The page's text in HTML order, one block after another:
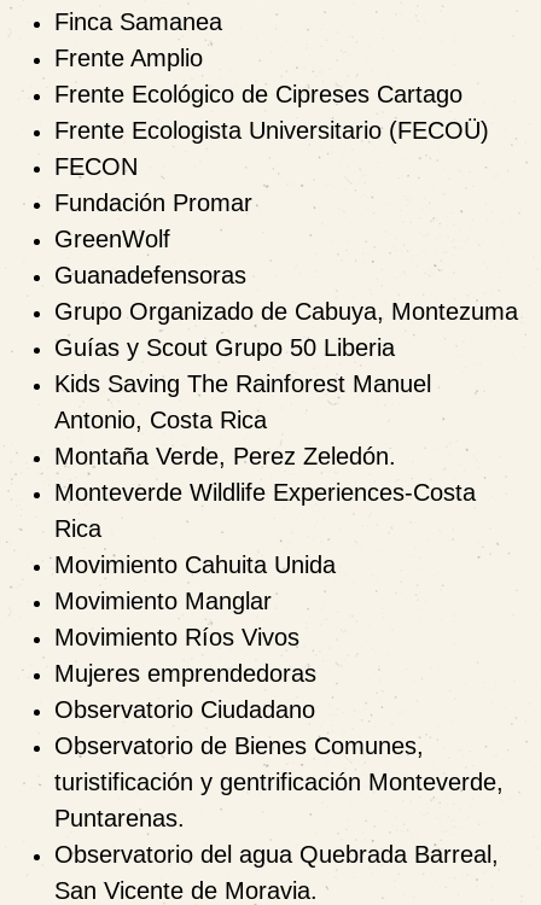
Finca Samanea
Frente Amplio
Frente Ecológico de Cipreses Cartago
Frente Ecologista Universitario (FECOÜ)
FECON
Fundación Promar
GreenWolf
Guanadefensoras
Grupo Organizado de Cabuya, Montezuma
Guías y Scout Grupo 50 Liberia
Kids Saving The Rainforest Manuel
Antonio, Costa Rica
Montaña Verde, Perez Zeledón.
Monteverde Wildlife Experiences-Costa
Rica
Movimiento Cahuita Unida
Movimiento Manglar
Movimiento Ríos Vivos
Mujeres emprendedoras
Observatorio Ciudadano
Observatorio de Bienes Comunes,
turistificación y gentrificación Monteverde,
Puntarenas.
Observatorio del agua Quebrada Barreal,
San Vicente de Moravia.